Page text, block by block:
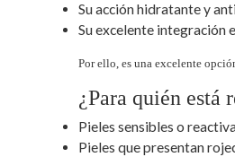
Su acción hidratante y
Su excelente integración
Por ello, es una excelente
¿Para quién está
Pieles sensibles o
Pieles que presentan